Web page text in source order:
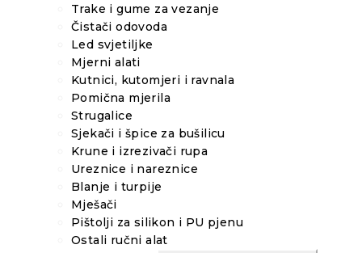
Trake i gume za vezanje
Čistači odovoda
Led svjetiljke
Mjerni alati
Kutnici, kutomjeri i ravnala
Pomična mjerila
Strugalice
Sjekači i špice za bušilicu
Krune i izrezivači rupa
Ureznice i nareznice
Blanje i turpije
Mješači
Pištolji za silikon i PU pjenu
Ostali ručni alat